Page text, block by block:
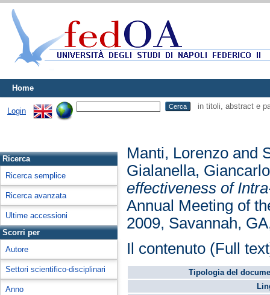
Home
Login
in titoli, abstract e
Ricerca
Ricerca semplice
Ricerca avanzata
Ultime accessioni
Scorri per
Autore
Settori scientifico-disciplinari
Anno
Manti, Lorenzo and
Gialanella, Giancarlo
effectiveness of
Annual Meeting of
2009, Savannah,
Il contenuto (Full
Tipologia del